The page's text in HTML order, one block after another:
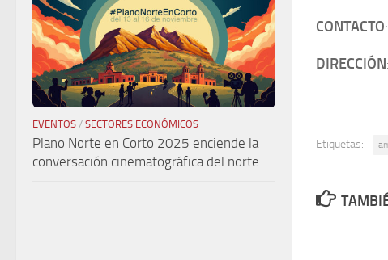
CONTACTO
DIRECCIÓN
Etiquetas:
EVENTOS / SECTORES ECONÓMICOS
Plano Norte en Corto 2025 enciende la
conversación cinematográfica del norte